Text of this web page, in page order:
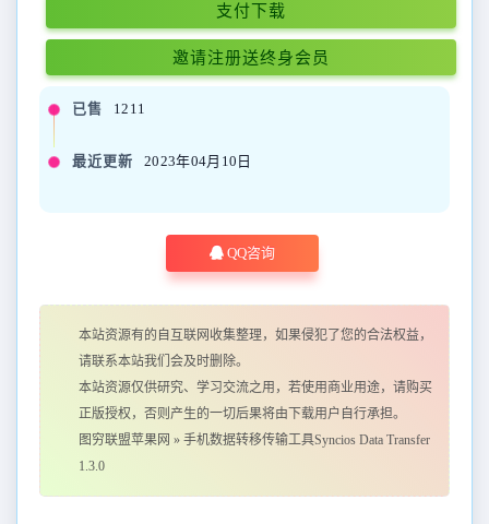
支付下载
邀请注册送终身会员
已售 1211
最近更新 2023年04月10日
QQ咨询
本站资源有的自互联网收集整理，如果侵犯了您的合法权益，
请联系本站我们会及时删除。
本站资源仅供研究、学习交流之用，若使用商业用途，请购买
正版授权，否则产生的一切后果将由下载用户自行承担。
图穷联盟苹果网 » 手机数据转移传输工具Syncios Data Transfer
1.3.0